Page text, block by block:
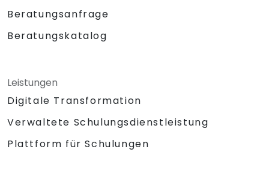
Beratungsanfrage
Beratungskatalog
Leistungen
Digitale Transformation
Verwaltete Schulungsdienstleistung
Plattform für Schulungen